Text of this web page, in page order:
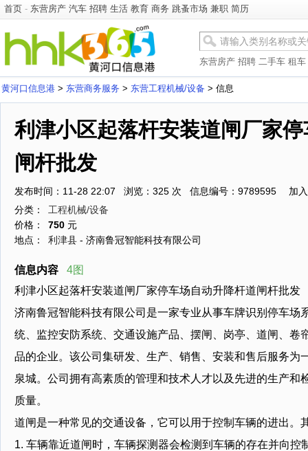
首页 - 东营房产 汽车 招聘 生活 教育 商务 跳蚤市场 兼职 简历
东营房产 招聘 二手车 租车
黄河口信息港 > 东营商务服务 > 东营工程机械/设备 > 信息
利津小区起落杆安装道闸厂家
闸杆批发
发布时间：11-28 22:07 浏览：325 次 信息编号：9789595
加
分类：
工程机械/设备
价格：
750 元
地点：
利津县 - 济南鲁冠智能科技有限公司
信息内容 4图
利津小区起落杆安装道闸厂家停车场自动升降杆道闸杆批发
济南鲁冠智能科技有限公司是一家专业从事车牌识别停车场
统、监控安防系统、交通设施产品、摆闸、岗亭、道闸、卷
品的企业。该公司集研发、生产、销售、安装和售后服务为
泉城。公司拥有高素质的管理和技术人才以及先进的生产和
质量。
道闸是一种常见的交通设备，它可以用于控制车辆的进出。
1. 车辆靠近道闸时，车辆探测器会检测到车辆的存在并向控